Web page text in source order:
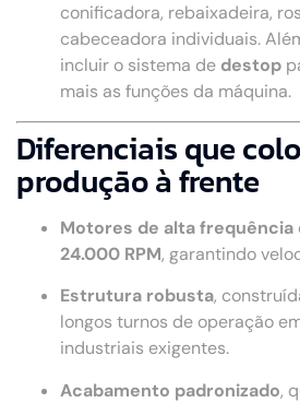
conificadora, rebaixadeira,
cabeceadora individuais.
incluir o sistema de destop
mais as funções da máquina.
Diferenciais que
produção à frente
Motores de alta frequência
24.000 RPM, garantindo
Estrutura robusta,
longos turnos de operação
industriais exigentes.
Acabamento padronizado,